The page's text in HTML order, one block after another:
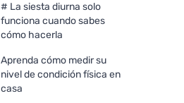
# La siesta diurna solo
funciona cuando sabes
cómo hacerla
Aprenda cómo medir su
nivel de condición física en
casa